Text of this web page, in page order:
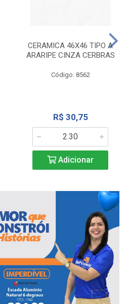
CERAMICA 46X46 TIPO A
ARARIPE CINZA CERBRAS
Código: 8562
R$ 30,75
Adicionar